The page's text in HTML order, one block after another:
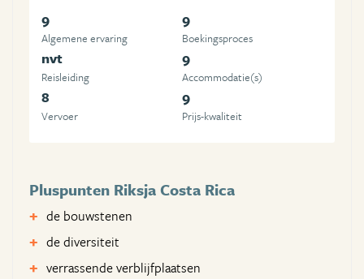
9
Algemene ervaring
9
Boekingsproces
nvt
Reisleiding
9
Accommodatie(s)
8
Vervoer
9
Prijs-kwaliteit
Pluspunten Riksja Costa Rica
de bouwstenen
de diversiteit
verrassende verblijfplaatsen